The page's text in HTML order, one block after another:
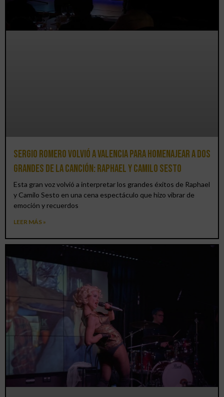
Sergio Romero volvió a Valencia para homenajear a dos
grandes de la canción: Raphael y Camilo Sesto
Esta gran voz volvió a interpretar los grandes éxitos de Raphael
y Camilo Sesto en una cena espectáculo que hizo vibrar de
emoción y recuerdos
LEER MÁS »